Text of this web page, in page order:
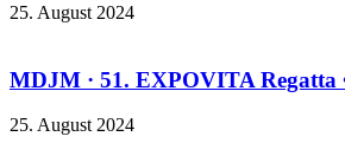
25. August 2024
MDJM · 51. EXPOVITA Regatta
25. August 2024